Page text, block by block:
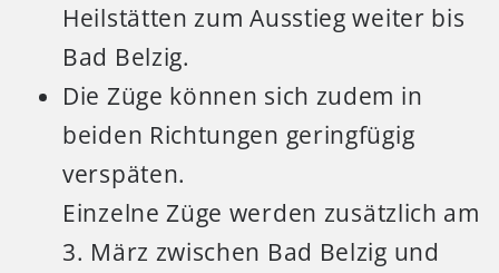
Heilstätten zum Ausstieg weiter bis
Bad Belzig.
Die Züge können sich zudem in
beiden Richtungen geringfügig
verspäten.
Einzelne Züge werden zusätzlich am
3. März zwischen Bad Belzig und